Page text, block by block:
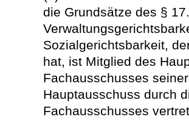
die Grundsätze des §
Sozialgerichtsbarkeit,
hat, ist Mitglied des
Fachausschusses
Hauptausschuss durch
Fachausschusses